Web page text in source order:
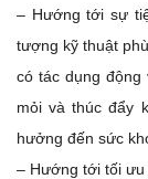
– Hướng tới sự
tượng kỹ thuật
có tác dụng động
mỏi và thúc đẩy
hưởng đến sức
– Hướng tới tối ưu